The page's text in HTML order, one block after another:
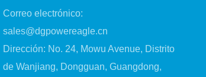
Correo electrónico:
sales@dgpowereagle.cn
Dirección: No. 24, Mowu Avenue, Distrito
de Wanjiang, Dongguan, Guangdong,